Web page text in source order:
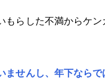
もらした不満からケン
ませんし、年下ならで